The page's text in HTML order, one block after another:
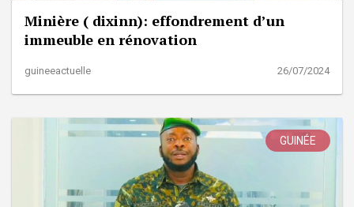
Minière ( dixinn): effondrement d’un
immeuble en rénovation
guineeactuelle 26/07/2024
GUINÉE